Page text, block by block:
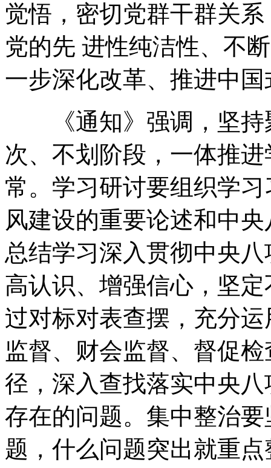
觉悟，密切党群干群关
党的先 进性纯洁性、不
一步深化改革、推进中
《通知》强调，坚持
次、不划阶段，一体推
常。学习研讨要组织学
风建设的重要论述和中
总结学习深入贯彻中央
高认识、增强信心，坚
过对标对表查摆，充分
监督、财会监督、督促
径，深入查找落实中央
存在的问题。集中整治
题，什么问题突出就重